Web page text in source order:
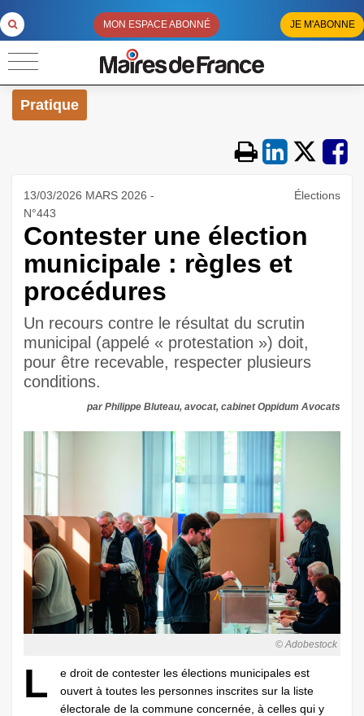
MON ESPACE ABONNÉ JE M'ABONNE
Pratique
13/03/2026 MARS 2026 -
N°443
Élections
Contester une élection
municipale : règles et
procédures
Un recours contre le résultat du scrutin
municipal (appelé « protestation ») doit,
pour être recevable, respecter plusieurs
conditions.
par Philippe Bluteau, avocat, cabinet Oppidum Avocats
© Adobestock
L
e droit de contester les élections municipales est
ouvert à toutes les personnes inscrites sur la liste
électorale de la commune concernée, à celles qui y